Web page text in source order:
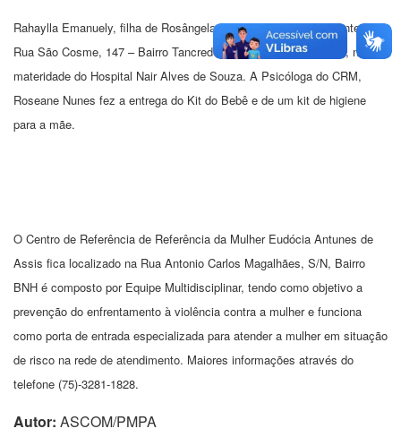
Rahaylla Emanuely, filha de Rosângela Bezerra da Silva,residente à
Rua São Cosme, 147 – Bairro Tancredo Neves, nasceu às 11h8, na
materidade do Hospital Nair Alves de Souza. A Psicóloga do CRM,
Roseane Nunes fez a entrega do Kit do Bebê e de um kit de higiene
para a mãe.
O Centro de Referência de Referência da Mulher Eudócia Antunes de
Assis fica localizado na Rua Antonio Carlos Magalhães, S/N, Bairro
BNH é composto por Equipe Multidisciplinar, tendo como objetivo a
prevenção do enfrentamento à violência contra a mulher e funciona
como porta de entrada especializada para atender a mulher em situação
de risco na rede de atendimento. Maiores informações através do
telefone (75)-3281-1828.
Autor: ASCOM/PMPA